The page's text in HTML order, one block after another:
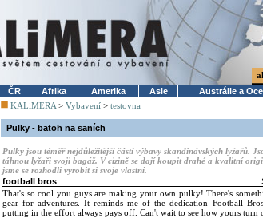
ČR
Afrika Amerika Asie Austrálie a
KALiMERA > Vybavení > testovna
Pulky - batoh na saních
Pulky jsou téměř nejdůležitější částí výbavy skandinávských lyžařů.
táhnou lyžaři svoji bagáž. V cizině se dají koupit drahé a kvalitní
jsme se rozhodli vyrobit si svoje vlastní.
football bros
That's so cool you guys are making your own pulky! There's
gear for adventures. It reminds me of the dedication Football
putting in the effort always pays off. Can't wait to see how yours turn